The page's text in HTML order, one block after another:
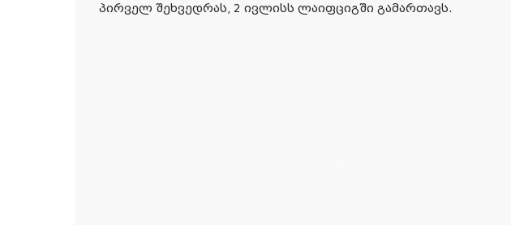
პირველ შეხვედრას, 2 ივლისს ლაიფციგში გამართავს.